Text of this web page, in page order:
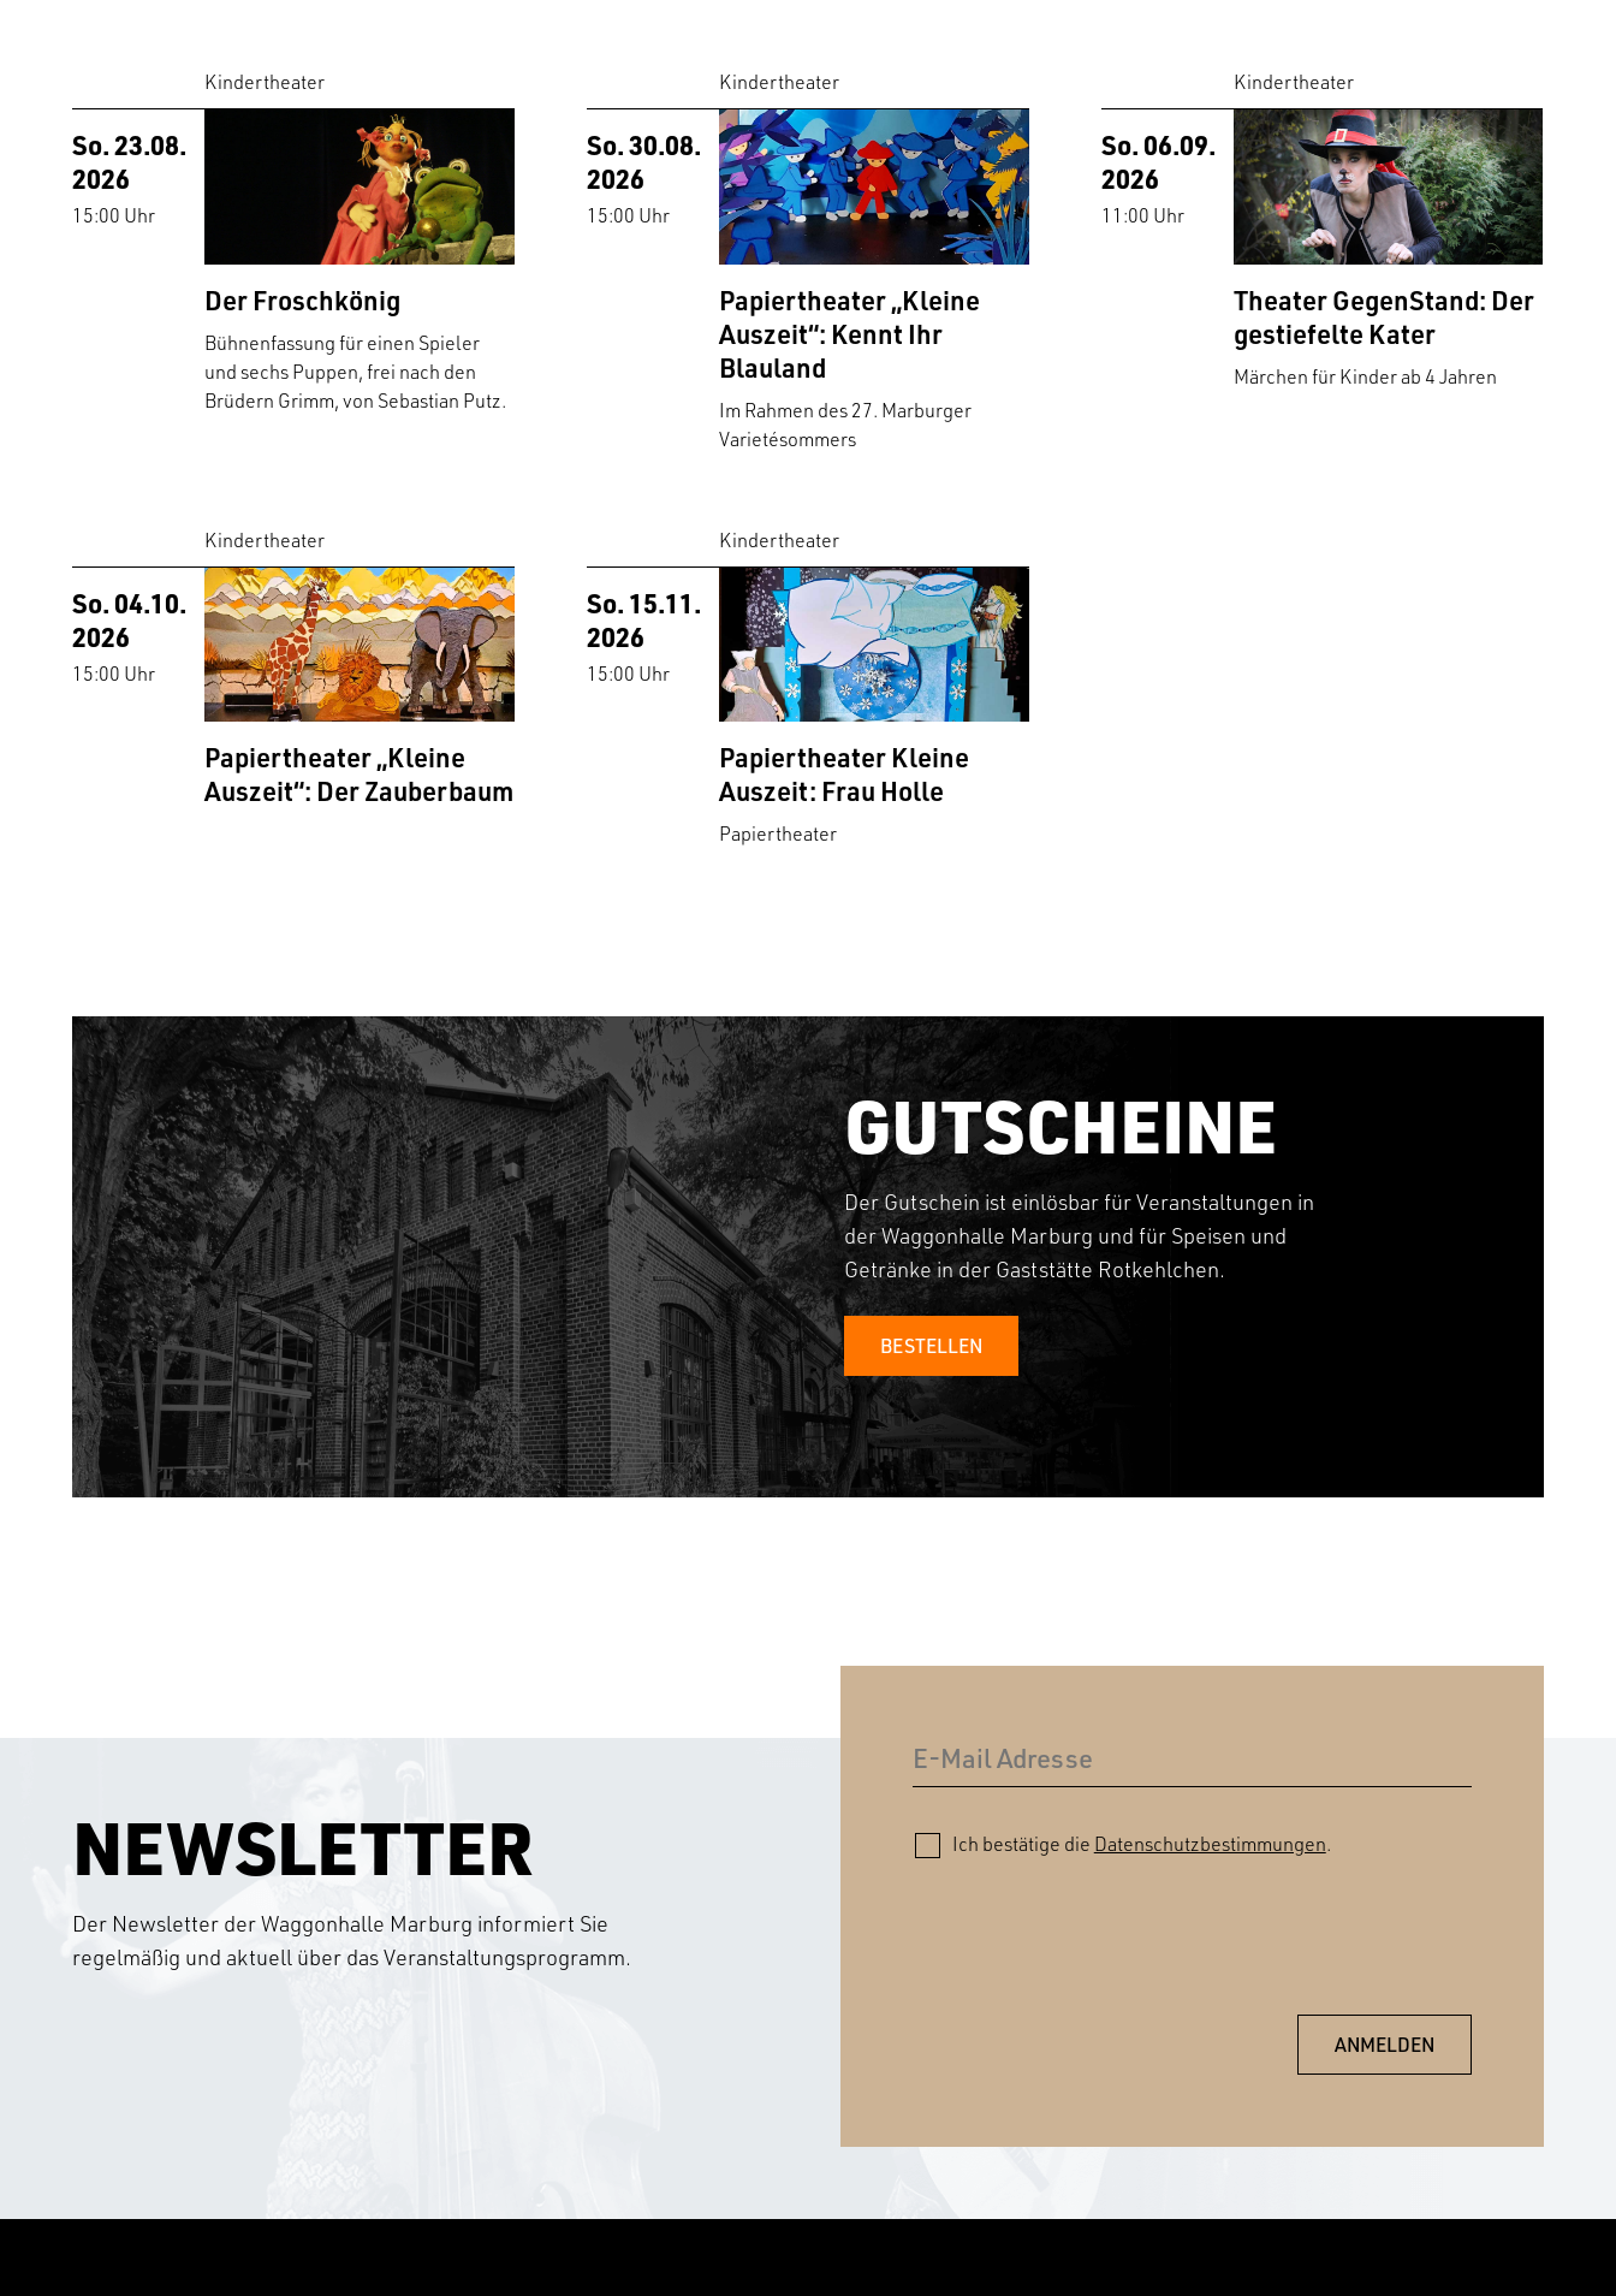
Kindertheater
So. 23.08.
2026
15:00 Uhr
Der Froschkönig
Bühnenfassung für einen Spieler
und sechs Puppen, frei nach den
Brüdern Grimm, von Sebastian Putz.
Kindertheater
So. 30.08.
2026
15:00 Uhr
Papiertheater „Kleine
Auszeit“: Kennt Ihr
Blauland
Im Rahmen des 27. Marburger
Varietésommers
Kindertheater
So. 06.09.
2026
11:00 Uhr
Theater GegenStand: Der
gestiefelte Kater
Märchen für Kinder ab 4 Jahren
Kindertheater
So. 04.10.
2026
15:00 Uhr
Papiertheater „Kleine
Auszeit“: Der Zauberbaum
Kindertheater
So. 15.11.
2026
15:00 Uhr
Papiertheater Kleine
Auszeit: Frau Holle
Papiertheater
GUTSCHEINE
Der Gutschein ist einlösbar für Veranstaltungen in
der Waggonhalle Marburg und für Speisen und
Getränke in der Gaststätte Rotkehlchen.
BESTELLEN
NEWSLETTER
Der Newsletter der Waggonhalle Marburg informiert Sie
regelmäßig und aktuell über das Veranstaltungsprogramm.
Ich bestätige die Datenschutzbestimmungen.